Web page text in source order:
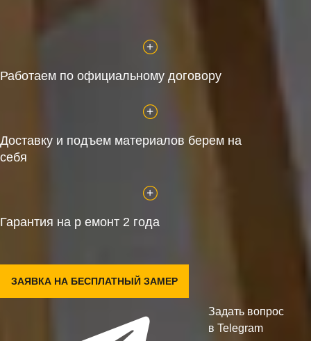
Работаем по официальному договору
Доставку и подъем материалов берем на
себя
Гарантия на р емонт 2 года
ЗАЯВКА НА БЕСПЛАТНЫЙ ЗАМЕР
Задать вопрос
в Telegram